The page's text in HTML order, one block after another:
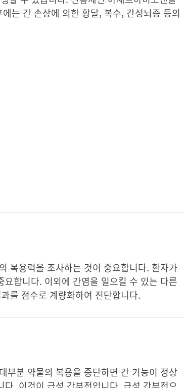
는 간 손상에 의한 황달, 복수, 간성뇌증 등의
복용력을 조사하는 것이 중요합니다. 환자가
합니다. 이외에 간염을 일으킬 수 있는 다른
를 점수로 계량화하여 진단합니다.
부분 약물의 복용을 중단하면 간 기능이 정상